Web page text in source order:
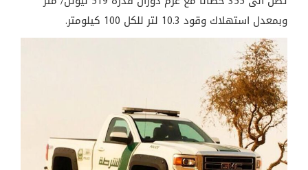
وبمعدل استهلاك وقود 10.3 لتر للكل 100 كيلومتر.